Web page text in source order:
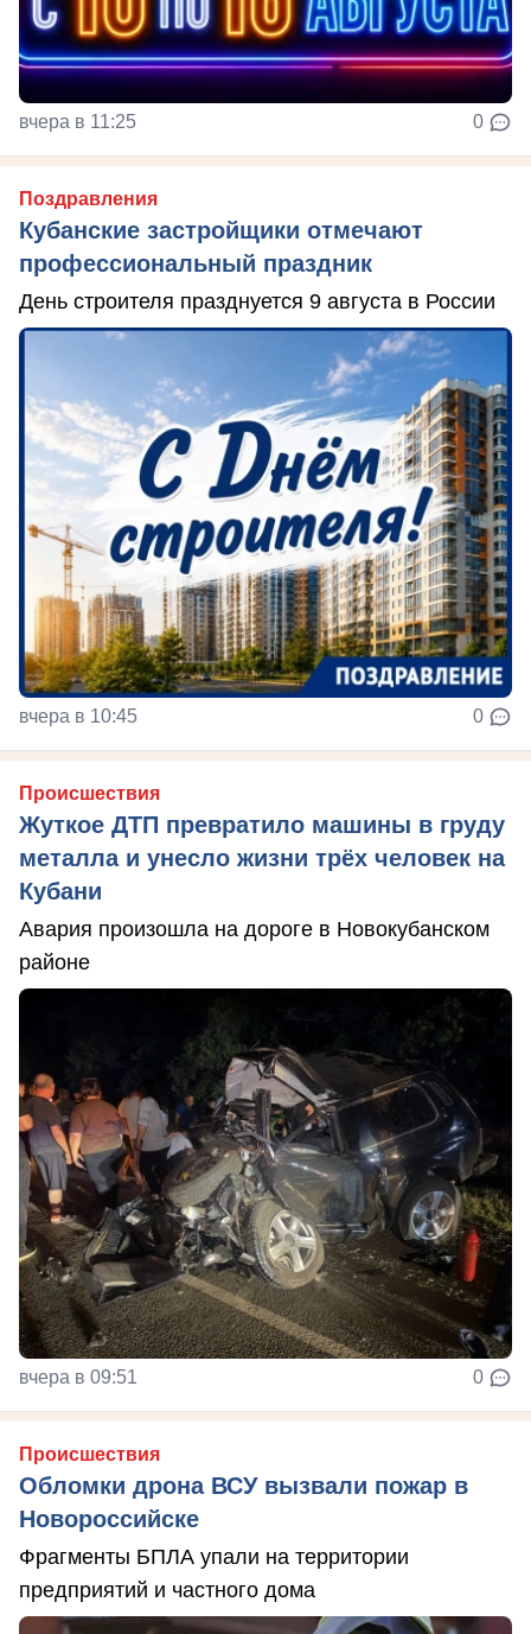
вчера в 11:25 0
Поздравления
Кубанские застройщики отмечают
профессиональный праздник
День строителя празднуется 9 августа в России
вчера в 10:45 0
Происшествия
Жуткое ДТП превратило машины в груду
металла и унесло жизни трёх человек на
Кубани
Авария произошла на дороге в Новокубанском
районе
вчера в 09:51 0
Происшествия
Обломки дрона ВСУ вызвали пожар в
Новороссийске
Фрагменты БПЛА упали на территории
предприятий и частного дома